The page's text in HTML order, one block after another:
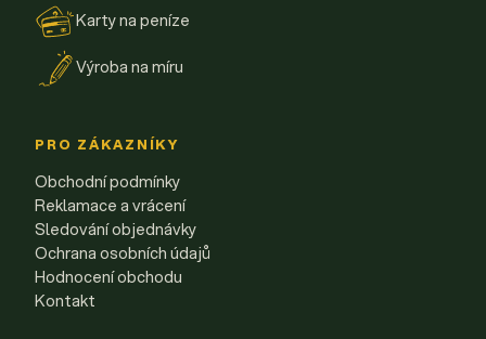
Karty na peníze
Výroba na míru
PRO ZÁKAZNÍKY
Obchodní podmínky
Reklamace a vrácení
Sledování objednávky
Ochrana osobních údajů
Hodnocení obchodu
Kontakt